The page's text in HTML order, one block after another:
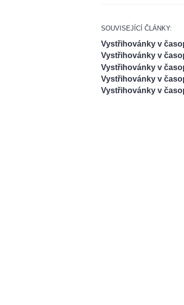
SOUVISEJÍCÍ ČLÁNKY:
Vystřihovánky v
Vystřihovánky v
Vystřihovánky v
Vystřihovánky v
Vystřihovánky v